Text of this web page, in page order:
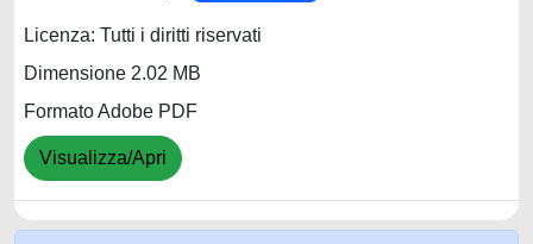
Licenza: Tutti i diritti riservati
Dimensione 2.02 MB
Formato Adobe PDF
Visualizza/Apri